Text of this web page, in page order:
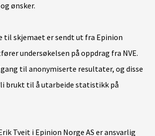
ønsker.
til skjemaet er sendt ut fra Epinion
undersøkelsen på oppdrag fra NVE.
til anonymiserte resultater, og disse
brukt til å utarbeide statistikk på
Tveit i Epinion Norge AS er ansvarlig